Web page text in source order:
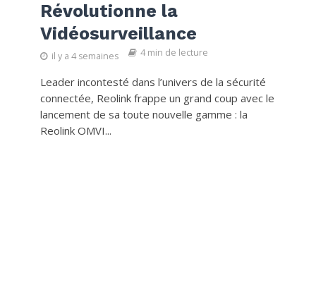
Révolutionne la
Vidéosurveillance
il y a 4 semaines 4 min de lecture
Leader incontesté dans l’univers de la sécurité
connectée, Reolink frappe un grand coup avec le
lancement de sa toute nouvelle gamme : la
Reolink OMVI...